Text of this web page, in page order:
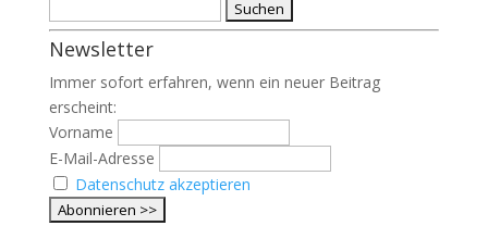
nach:
Newsletter
Immer sofort erfahren, wenn ein neuer Beitrag
erscheint:
Vorname
E-Mail-Adresse
Datenschutz akzeptieren